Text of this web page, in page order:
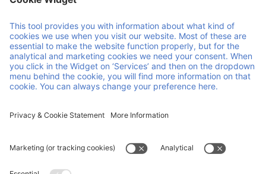
Member of Faber Group
Enlaces y documentos útiles
Productos
CGC
Contacto
Carrera